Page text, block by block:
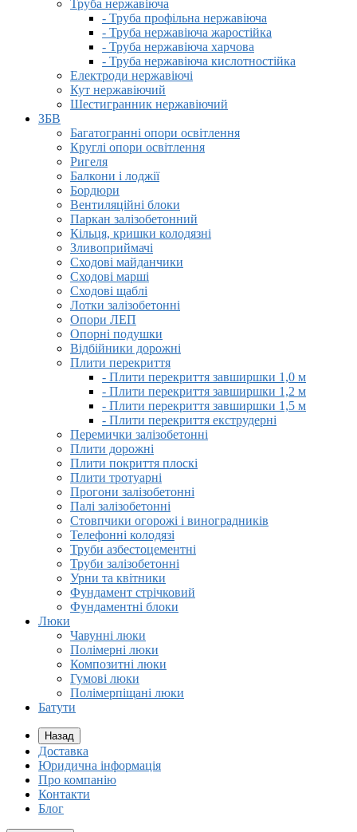
Труба нержавіюча
- Труба профільна нержавіюча
- Труба нержавіюча жаростійка
- Труба нержавіюча харчова
- Труба нержавіюча кислотностійка
Електроди нержавіючі
Кут нержавіючий
Шестигранник нержавіючий
ЗБВ
Багатогранні опори освітлення
Круглі опори освітлення
Ригеля
Балкони і лоджії
Бордюри
Вентиляційні блоки
Паркан залізобетонний
Кільця, кришки колодязні
Зливоприймачі
Сходові майданчики
Сходові марші
Сходові щаблі
Лотки залізобетонні
Опори ЛЕП
Опорні подушки
Відбійники дорожні
Плити перекриття
- Плити перекриття завширшки 1,0 м
- Плити перекриття завширшки 1,2 м
- Плити перекриття завширшки 1,5 м
- Плити перекриття екструдерні
Перемички залізобетонні
Плити дорожні
Плити покриття плоскі
Плити тротуарні
Прогони залізобетонні
Палі залізобетонні
Стовпчики огорожі і виноградників
Телефонні колодязі
Труби азбестоцементні
Труби залізобетонні
Урни та квітники
Фундамент стрічковий
Фундаментні блоки
Люки
Чавунні люки
Полімерні люки
Композитні люки
Гумові люки
Полімерпіщані люки
Батути
Назад
Доставка
Юридична інформація
Про компанію
Контакти
Блог